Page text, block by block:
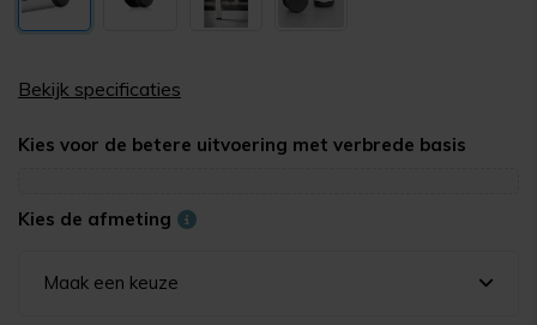
Bekijk specificaties
Kies voor de betere uitvoering met verbrede basis
Kies de afmeting
Maak een keuze